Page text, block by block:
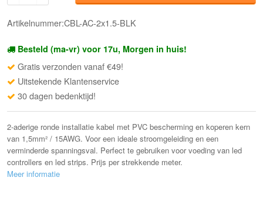
Artikelnummer:CBL-AC-2x1.5-BLK
Besteld (ma-vr) voor 17u, Morgen in huis!
Gratis verzonden vanaf €49!
Uitstekende Klantenservice
30 dagen bedenktijd!
2-aderige ronde installatie kabel met PVC bescherming en koperen kern
van 1,5mm² / 15AWG. Voor een ideale stroomgeleiding en een
verminderde spanningsval. Perfect te gebruiken voor voeding van led
controllers en led strips. Prijs per strekkende meter.
Meer informatie